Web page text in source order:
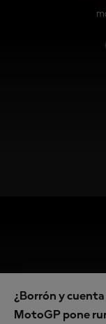
¿Borrón y
MotoGP pone